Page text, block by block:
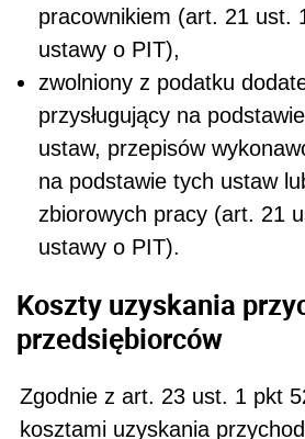
pracownikiem (art. 21 ust.
ustawy o PIT),
zwolniony z podatku
przysługujący na
ustaw, przepisów
na podstawie tych ustaw
zbiorowych pracy (art. 21
ustawy o PIT).
Koszty uzyskania
przedsiębiorców
Zgodnie z art. 23 ust. 1 pkt
kosztami uzyskania